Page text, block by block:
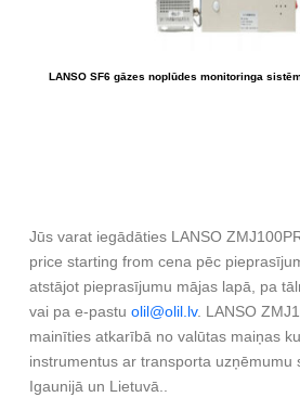
LANSO SF6 gāzes noplūdes monitoringa
Jūs varat iegādāties LANSO
price starting from cena pēc
atstājot pieprasījumu mājas lapā, pa
vai pa e-pastu olil@olil.lv. LANSO
mainīties atkarībā no valūtas maiņas
instrumentus ar transporta uzņēmumu
Igaunijā un Lietuvā..